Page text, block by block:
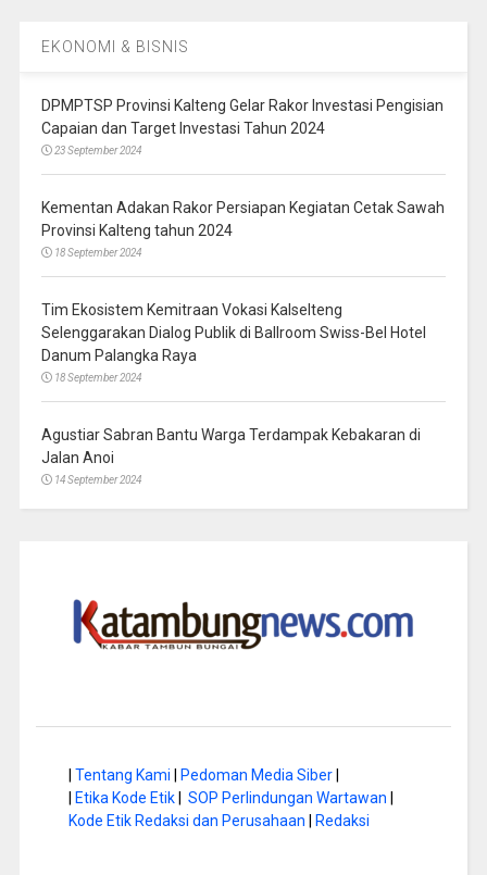
EKONOMI & BISNIS
DPMPTSP Provinsi Kalteng Gelar Rakor Investasi Pengisian
Capaian dan Target Investasi Tahun 2024
23 September 2024
Kementan Adakan Rakor Persiapan Kegiatan Cetak Sawah
Provinsi Kalteng tahun 2024
18 September 2024
Tim Ekosistem Kemitraan Vokasi Kalselteng
Selenggarakan Dialog Publik di Ballroom Swiss-Bel Hotel
Danum Palangka Raya
18 September 2024
Agustiar Sabran Bantu Warga Terdampak Kebakaran di
Jalan Anoi
14 September 2024
Tentang Kami Pedoman Media Siber|
Etika Kode Etik| SOP Perlindungan Wartawan
Kode Etik Redaksi dan Perusahaan
Redaksi